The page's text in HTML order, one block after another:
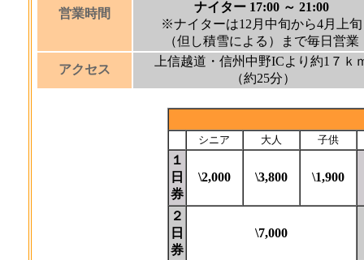
営業時間
ナイター 17:00 ～ 21:00
※ナイターは12月中旬から4月上旬
（但し積雪による）まで毎日営業
アクセス
上信越道・信州中野ICより約1７ｋ
（約25分）
シニア 大人 子供
１
日
券
\2,000 \3,800 \1,900
２
日
券
\7,000